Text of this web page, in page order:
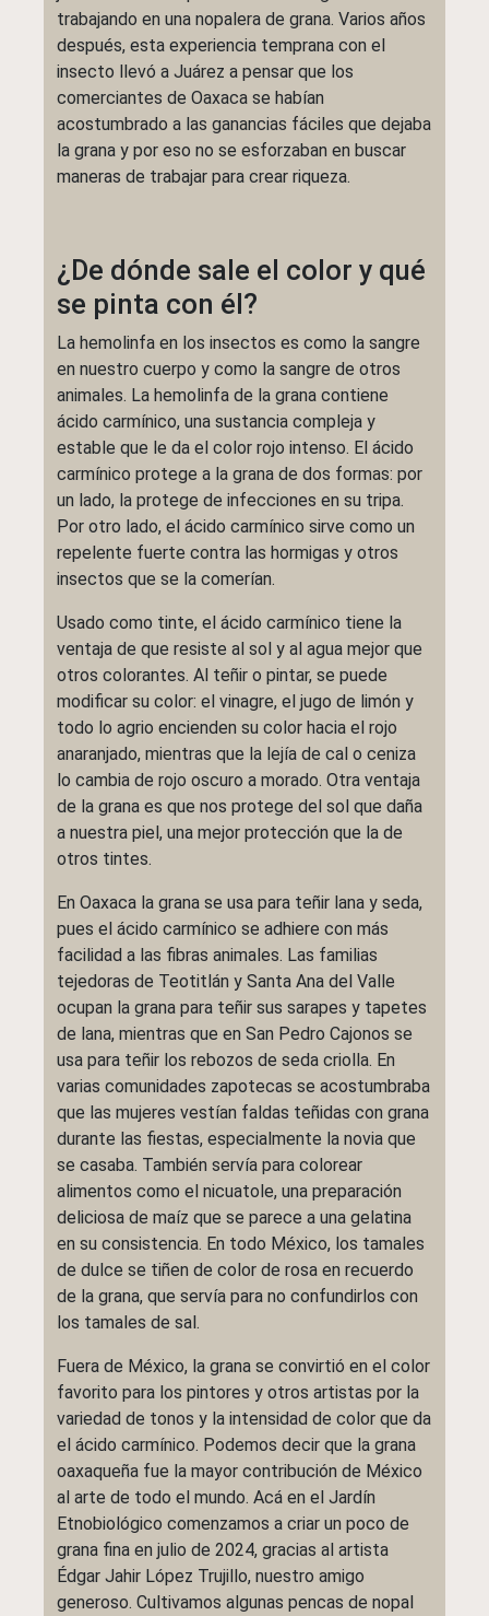
trabajando en una nopalera de grana. Varios años
después, esta experiencia temprana con el
insecto llevó a Juárez a pensar que los
comerciantes de Oaxaca se habían
acostumbrado a las ganancias fáciles que dejaba
la grana y por eso no se esforzaban en buscar
maneras de trabajar para crear riqueza.
¿De dónde sale el color y qué
se pinta con él?
La hemolinfa en los insectos es como la sangre
en nuestro cuerpo y como la sangre de otros
animales. La hemolinfa de la grana contiene
ácido carmínico, una sustancia compleja y
estable que le da el color rojo intenso. El ácido
carmínico protege a la grana de dos formas: por
un lado, la protege de infecciones en su tripa.
Por otro lado, el ácido carmínico sirve como un
repelente fuerte contra las hormigas y otros
insectos que se la comerían.
Usado como tinte, el ácido carmínico tiene la
ventaja de que resiste al sol y al agua mejor que
otros colorantes. Al teñir o pintar, se puede
modificar su color: el vinagre, el jugo de limón y
todo lo agrio encienden su color hacia el rojo
anaranjado, mientras que la lejía de cal o ceniza
lo cambia de rojo oscuro a morado. Otra ventaja
de la grana es que nos protege del sol que daña
a nuestra piel, una mejor protección que la de
otros tintes.
En Oaxaca la grana se usa para teñir lana y seda,
pues el ácido carmínico se adhiere con más
facilidad a las fibras animales. Las familias
tejedoras de Teotitlán y Santa Ana del Valle
ocupan la grana para teñir sus sarapes y tapetes
de lana, mientras que en San Pedro Cajonos se
usa para teñir los rebozos de seda criolla. En
varias comunidades zapotecas se acostumbraba
que las mujeres vestían faldas teñidas con grana
durante las fiestas, especialmente la novia que
se casaba. También servía para colorear
alimentos como el nicuatole, una preparación
deliciosa de maíz que se parece a una gelatina
en su consistencia. En todo México, los tamales
de dulce se tiñen de color de rosa en recuerdo
de la grana, que servía para no confundirlos con
los tamales de sal.
Fuera de México, la grana se convirtió en el color
favorito para los pintores y otros artistas por la
variedad de tonos y la intensidad de color que da
el ácido carmínico. Podemos decir que la grana
oaxaqueña fue la mayor contribución de México
al arte de todo el mundo. Acá en el Jardín
Etnobiológico comenzamos a criar un poco de
grana fina en julio de 2024, gracias al artista
Édgar Jahir López Trujillo, nuestro amigo
generoso. Cultivamos algunas pencas de nopal